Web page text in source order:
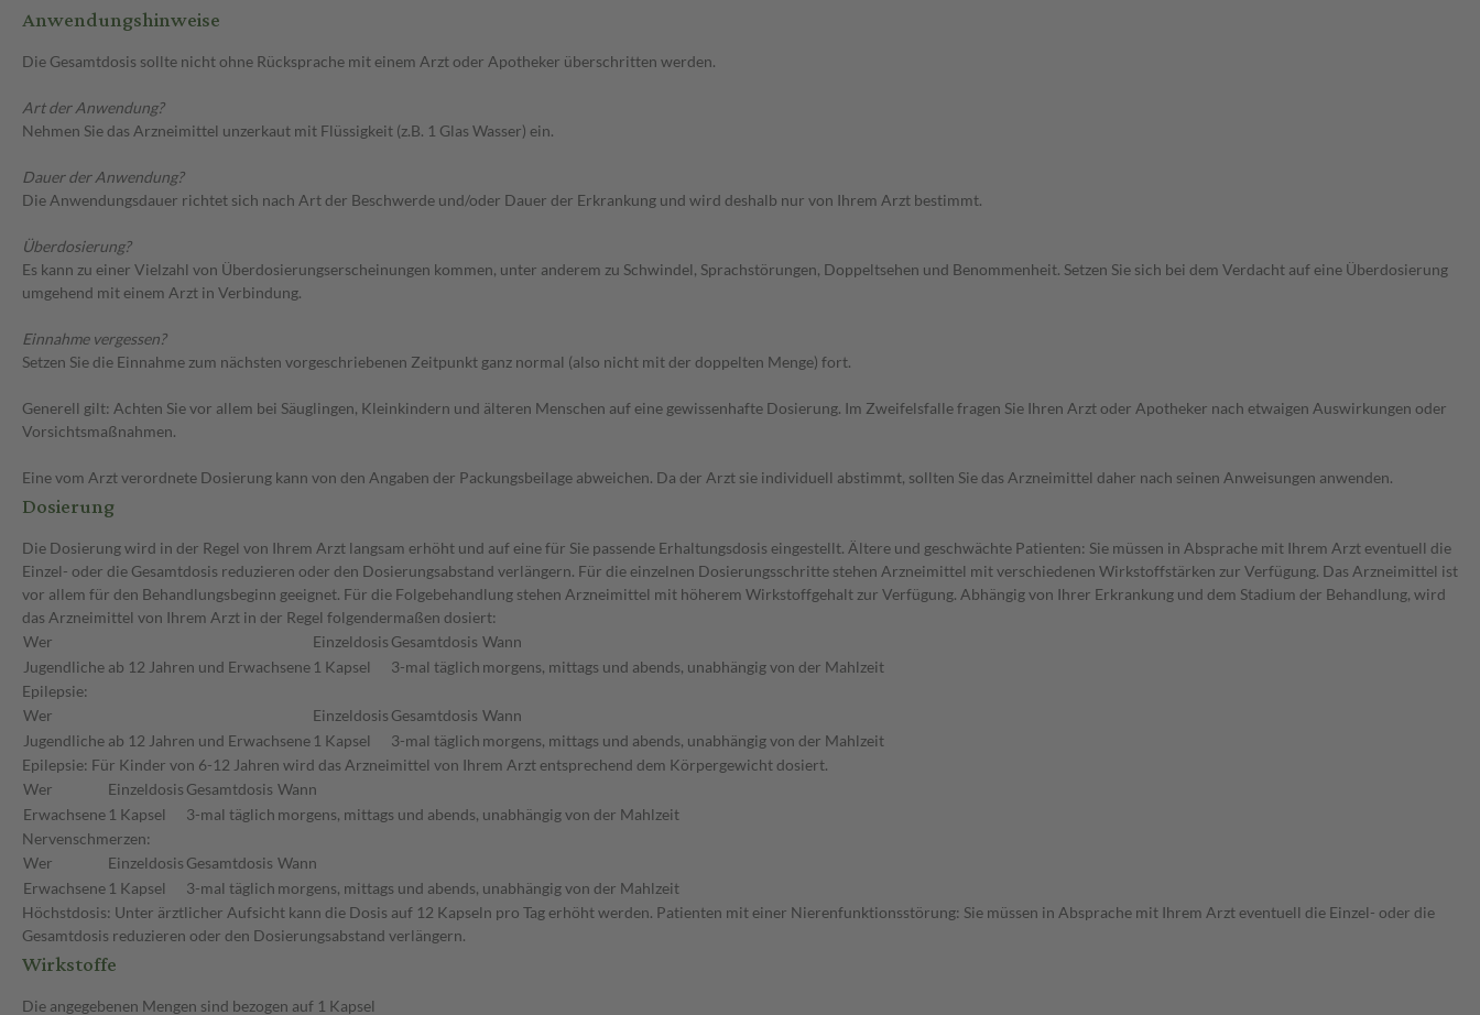
Anwendungshinweise
Die Gesamtdosis sollte nicht ohne Rücksprache mit einem Arzt oder Apotheker überschritten werden.
Art der Anwendung?
Nehmen Sie das Arzneimittel unzerkaut mit Flüssigkeit (z.B. 1 Glas Wasser) ein.
Dauer der Anwendung?
Die Anwendungsdauer richtet sich nach Art der Beschwerde und/oder Dauer der Erkrankung und wird deshalb nur von Ihrem Arzt bestimmt.
Überdosierung?
Es kann zu einer Vielzahl von Überdosierungserscheinungen kommen, unter anderem zu Schwindel, Sprachstörungen, Doppeltsehen und Benommenheit. Setzen Sie sich bei dem Verdacht auf eine Überdosierung
umgehend mit einem Arzt in Verbindung.
Einnahme vergessen?
Setzen Sie die Einnahme zum nächsten vorgeschriebenen Zeitpunkt ganz normal (also nicht mit der doppelten Menge) fort.
Generell gilt: Achten Sie vor allem bei Säuglingen, Kleinkindern und älteren Menschen auf eine gewissenhafte Dosierung. Im Zweifelsfalle fragen Sie Ihren Arzt oder Apotheker nach etwaigen Auswirkungen oder
Vorsichtsmaßnahmen.
Eine vom Arzt verordnete Dosierung kann von den Angaben der Packungsbeilage abweichen. Da der Arzt sie individuell abstimmt, sollten Sie das Arzneimittel daher nach seinen Anweisungen anwenden.
Dosierung
Die Dosierung wird in der Regel von Ihrem Arzt langsam erhöht und auf eine für Sie passende Erhaltungsdosis eingestellt. Ältere und geschwächte Patienten: Sie müssen in Absprache mit Ihrem Arzt eventuell die
Einzel- oder die Gesamtdosis reduzieren oder den Dosierungsabstand verlängern. Für die einzelnen Dosierungsschritte stehen Arzneimittel mit verschiedenen Wirkstoffstärken zur Verfügung. Das Arzneimittel ist
vor allem für den Behandlungsbeginn geeignet. Für die Folgebehandlung stehen Arzneimittel mit höherem Wirkstoffgehalt zur Verfügung. Abhängig von Ihrer Erkrankung und dem Stadium der Behandlung, wird
das Arzneimittel von Ihrem Arzt in der Regel folgendermaßen dosiert:
Wer
Einzeldosis Gesamtdosis Wann
Jugendliche ab 12 Jahren und Erwachsene 1 Kapsel 3-mal täglich morgens, mittags und abends, unabhängig von der Mahlzeit
Epilepsie:
Wer
Einzeldosis Gesamtdosis Wann
Jugendliche ab 12 Jahren und Erwachsene 1 Kapsel 3-mal täglich morgens, mittags und abends, unabhängig von der Mahlzeit
Epilepsie: Für Kinder von 6-12 Jahren wird das Arzneimittel von Ihrem Arzt entsprechend dem Körpergewicht dosiert.
Wer
Einzeldosis Gesamtdosis Wann
Erwachsene 1 Kapsel 3-mal täglich morgens, mittags und abends, unabhängig von der Mahlzeit
Nervenschmerzen:
Wer
Einzeldosis Gesamtdosis Wann
Erwachsene 1 Kapsel 3-mal täglich morgens, mittags und abends, unabhängig von der Mahlzeit
Höchstdosis: Unter ärztlicher Aufsicht kann die Dosis auf 12 Kapseln pro Tag erhöht werden. Patienten mit einer Nierenfunktionsstörung: Sie müssen in Absprache mit Ihrem Arzt eventuell die Einzel- oder die
Gesamtdosis reduzieren oder den Dosierungsabstand verlängern.
Wirkstoffe
Die angegebenen Mengen sind bezogen auf 1 Kapsel